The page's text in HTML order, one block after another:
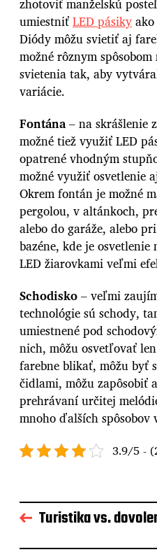
umiestniťLED pásiky
Diódy môžu svietiť aj
možné rôznym
svietenia tak, aby
variácie.
Fontána– na skrášlenie
možné tiež využiť LED
opatrené vhodným
možné využiť osvetlenie
Okrem fontán je možné
pergolou, v altánkoch,
alebo do garáže, alebo
bazéne, kde je
LED žiarovkami veľmi
Schodisko– veľmi
technológie sú schody,
umiestnené pod
nich, môžu osvetľovať
farebne blikať, môžu byť
čidlami, môžu zapôsobiť
prehrávaní určitej
mnoho ďalších
3.9/5 -
Turistika vs.